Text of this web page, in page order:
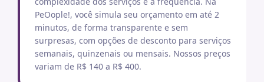
PeOople!, você simula seu orçamento em até 2
minutos, de forma transparente e sem
surpresas, com opções de desconto para serviços
semanais, quinzenais ou mensais. Nossos preços
variam de R$ 140 a R$ 400.